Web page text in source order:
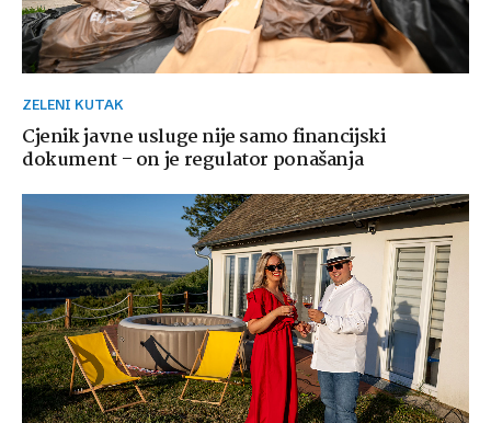
ZELENI KUTAK
Cjenik javne usluge nije samo financijski
dokument – on je regulator ponašanja